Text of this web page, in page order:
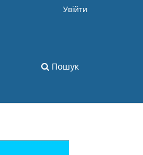
Пошук
Увійти